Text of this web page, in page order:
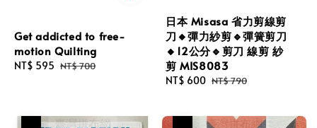
Get addicted to free-
motion Quilting
Sale
NT$ 595 Regular
NT$ 700
日本 Misasa 省力剪線剪
刀🔸彈力紗剪🔹彈簧剪刀
🔸12公分🔹剪刀 線剪 紗
剪 MIS8083
Sale
NT$ 600 Regular
NT$ 790